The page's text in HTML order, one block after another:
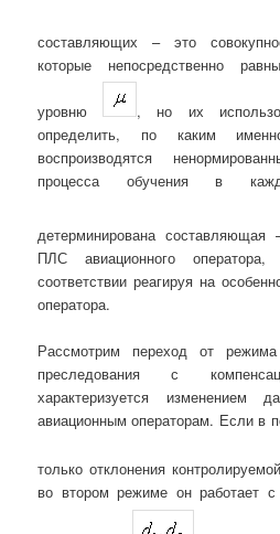
составляющих – это
которые непосредственно
уровню
, но их
определить, по каким
воспроизводятся
процесса обучения в
детерминирована составляющая
ПЛС авиационного
соответствии реагируя на
оператора.
Рассмотрим переход от
преследования с
характеризуется изменением
авиационным операторам. Если в
только отклонения
во втором режиме он работает